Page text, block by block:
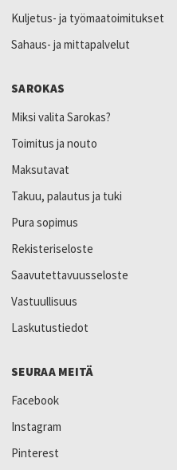
Kuljetus- ja työmaatoimitukset
Sahaus- ja mittapalvelut
SAROKAS
Miksi valita Sarokas?
Toimitus ja nouto
Maksutavat
Takuu, palautus ja tuki
Pura sopimus
Rekisteriseloste
Saavutettavuusseloste
Vastuullisuus
Laskutustiedot
SEURAA MEITÄ
Facebook
Instagram
Pinterest